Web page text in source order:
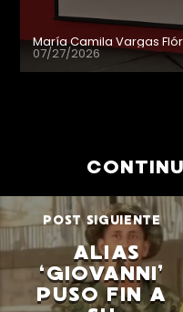
María Camila Vargas
07/27/2026
POST SIGUIENTE
ALIAS
‘GIOVANNI’
PUSO FIN A